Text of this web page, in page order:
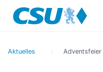
Aktuelles Adventsfeier